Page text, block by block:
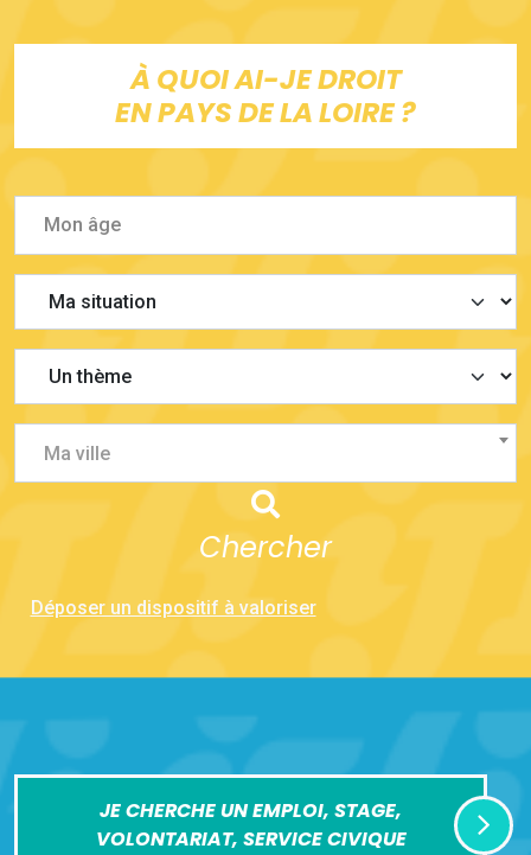
À QUOI AI-JE DROIT
EN PAYS DE LA LOIRE ?
Ma ville
Chercher
Déposer un dispositif à valoriser
JE CHERCHE UN EMPLOI, STAGE,
VOLONTARIAT, SERVICE CIVIQUE